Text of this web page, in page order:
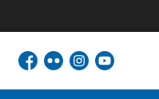
Facebook
FlickrInstagramYouTube